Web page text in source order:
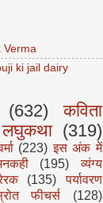
Verma
ki jail dairy
(632)
कविता
लघुकथा (319)
(223) इस अंक में
(195)
व्यंग्य
(135)
पर्यावरण
फीचर्स
(128)